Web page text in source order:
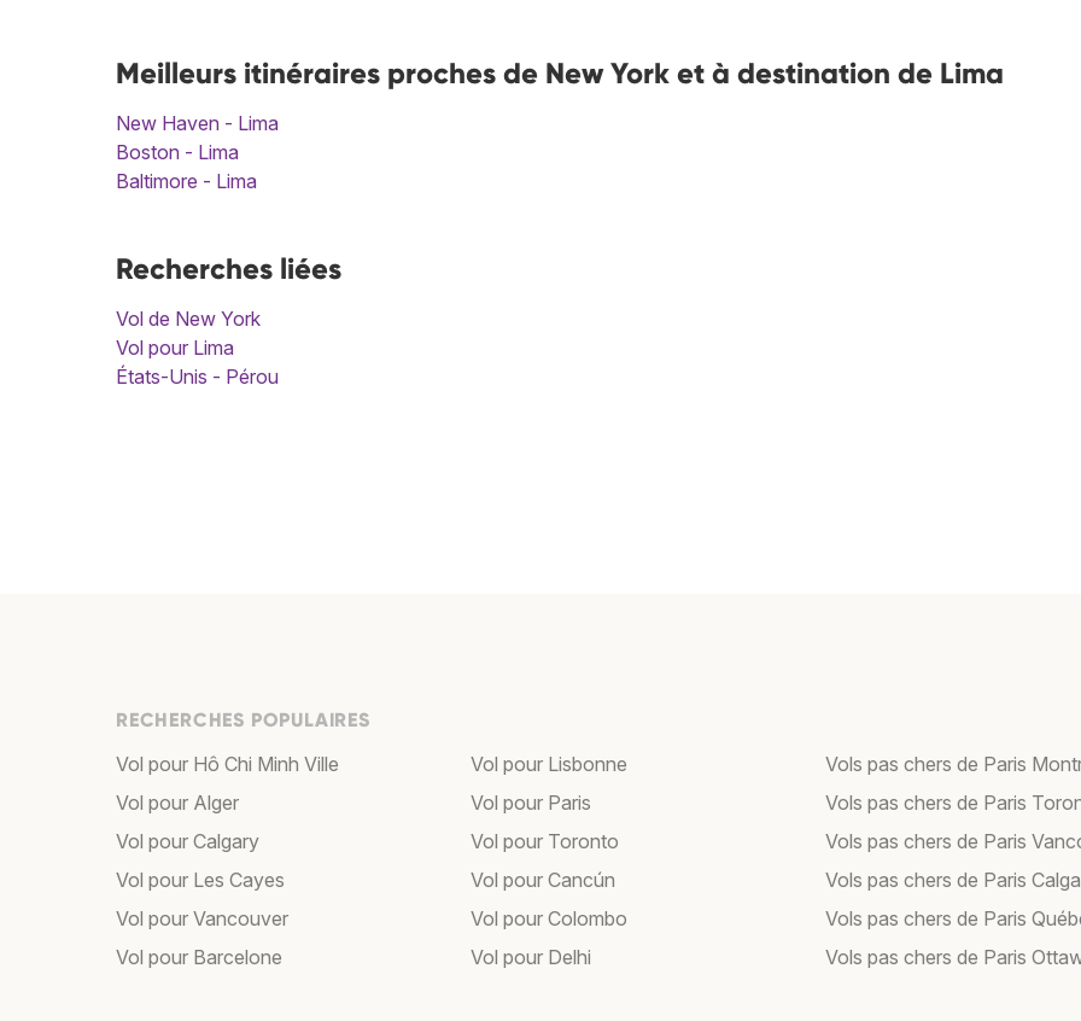
Meilleurs itinéraires proches de New York et à destination de Lima
New Haven - Lima
Boston - Lima
Baltimore - Lima
Recherches liées
Vol de New York
Vol pour Lima
États-Unis - Pérou
RECHERCHES POPULAIRES
Vol pour Hô Chi Minh Ville
Vol pour Alger
Vol pour Calgary
Vol pour Les Cayes
Vol pour Vancouver
Vol pour Barcelone
Vol pour Lisbonne
Vol pour Paris
Vol pour Toronto
Vol pour Cancún
Vol pour Colombo
Vol pour Delhi
Vols pas chers de Paris
Vols pas chers de Paris
Vols pas chers de Paris
Vols pas chers de Paris
Vols pas chers de Paris
Vols pas chers de Paris